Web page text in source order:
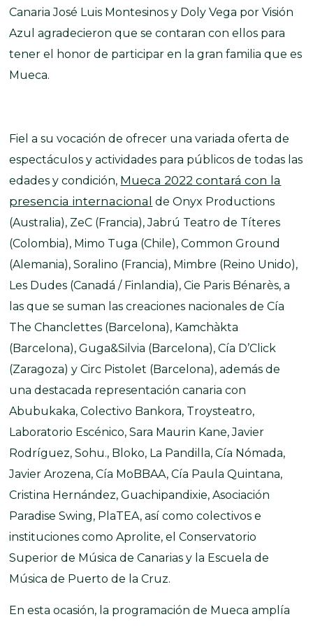
Canaria José Luis Montesinos y Doly Vega por Visión
Azul agradecieron que se contaran con ellos para
tener el honor de participar en la gran familia que es
Mueca.
Fiel a su vocación de ofrecer una variada oferta de
espectáculos y actividades para públicos de todas las
edades y condición, Mueca 2022 contará con la
presencia internacional de Onyx Productions
(Australia), ZeC (Francia), Jabrú Teatro de Títeres
(Colombia), Mimo Tuga (Chile), Common Ground
(Alemania), Soralino (Francia), Mimbre (Reino Unido),
Les Dudes (Canadá / Finlandia), Cie Paris Bénarès, a
las que se suman las creaciones nacionales de Cía
The Chanclettes (Barcelona), Kamchàkta
(Barcelona), Guga&Silvia (Barcelona), Cía D’Click
(Zaragoza) y Circ Pistolet (Barcelona), además de
una destacada representación canaria con
Abubukaka, Colectivo Bankora, Troysteatro,
Laboratorio Escénico, Sara Maurin Kane, Javier
Rodríguez, Sohu., Bloko, La Pandilla, Cía Nómada,
Javier Arozena, Cía MoBBAA, Cía Paula Quintana,
Cristina Hernández, Guachipandixie, Asociación
Paradise Swing, PlaTEA, así como colectivos e
instituciones como Aprolite, el Conservatorio
Superior de Música de Canarias y la Escuela de
Música de Puerto de la Cruz.
En esta ocasión, la programación de Mueca amplía